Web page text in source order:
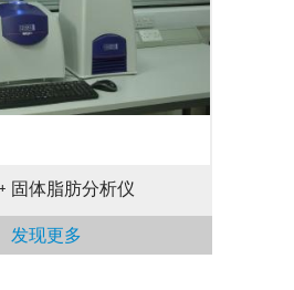
是供应商和最终用户以及产
质控制参数。随着各地陆续
禁止使用反式脂肪酸，众多
找新的配方，本测定方法可
新的解决方案。 时域核磁
固体脂肪分析仪
发现更多